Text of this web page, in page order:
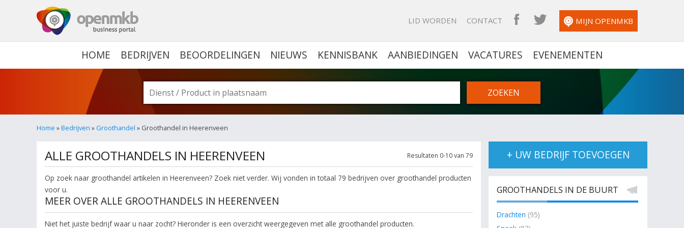
LID WORDEN CONTACT OPENMKB FACEBOOK
OPENMKB TWITTER
MIJN OPENMKB
HOME BEDRIJVEN BEOORDELINGEN NIEUWS KENNISBANK AANBIEDINGEN VACATURES EVENEMENTEN
Home »Bedrijven » Groothandel » Groothandel in Heerenveen
Resultaten 0-10 van 79
ALLE GROOTHANDELS IN HEERENVEEN
Op zoek naar groothandel artikelen in Heerenveen? Zoek niet verder. Wij vonden in totaal 79 bedrijven over groothandel producten
voor u.
MEER OVER ALLE GROOTHANDELS IN HEERENVEEN
Niet het juiste bedrijf waar u naar zocht? Hieronder is een overzicht weergegeven met alle groothandel producten.
+ UW BEDRIJF TOEVOEGEN
GROOTHANDELS IN DE BUURT
Drachten (95)